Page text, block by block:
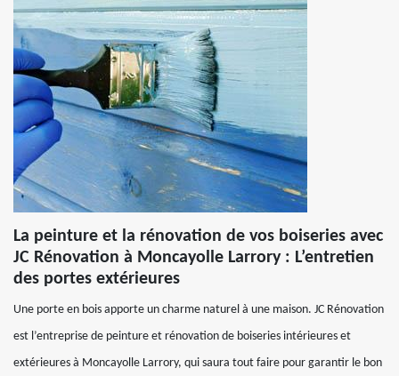
La peinture et la rénovation de vos boiseries avec
JC Rénovation à Moncayolle Larrory : L’entretien
des portes extérieures
Une porte en bois apporte un charme naturel à une maison. JC Rénovation
est l’entreprise de peinture et rénovation de boiseries intérieures et
extérieures à Moncayolle Larrory, qui saura tout faire pour garantir le bon